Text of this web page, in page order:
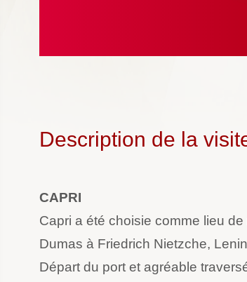
Description de la
CAPRI
Capri a été choisie comme lieu
Dumas à Friedrich Nietzche,
Départ du port et agréable